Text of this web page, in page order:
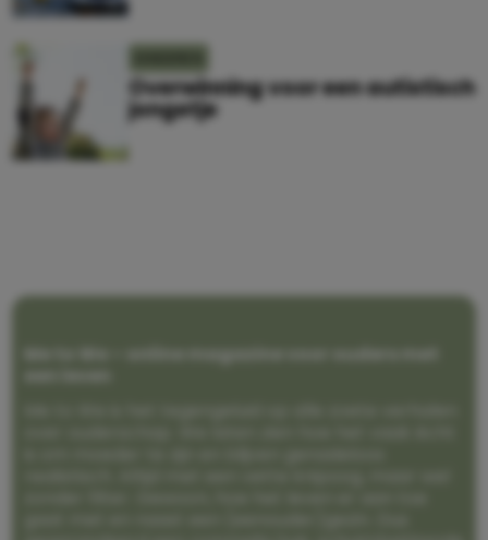
Overwinning voor een autistisch
jongetje
Me to We – online magazine voor ouders met